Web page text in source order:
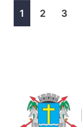
1 2 3